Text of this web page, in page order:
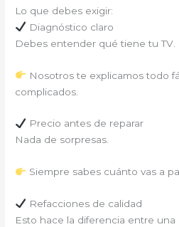
Lo que debes exigir:
Diagnóstico claro
Debes entender qué tiene tu TV.
Nosotros te explicamos todo
complicados.
Precio antes de reparar
Nada de sorpresas.
Siempre sabes cuánto vas a
Refacciones de calidad
Esto hace la diferencia entre una